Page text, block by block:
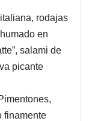
rodajas
en
salami de
picante
finamente